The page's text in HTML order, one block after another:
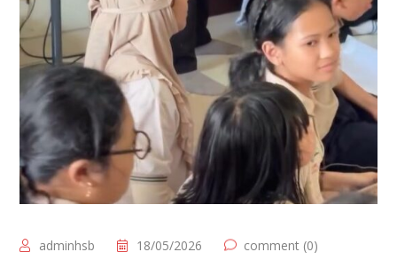
adminhsb 18/05/2026
comment (0)